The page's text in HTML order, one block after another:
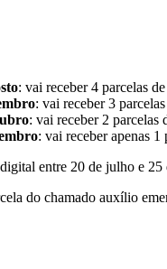
: vai receber 4 parcelas
: vai receber 3
: vai receber 2 parcelas
: vai receber apenas
entre 20 de julho e
do chamado auxílio